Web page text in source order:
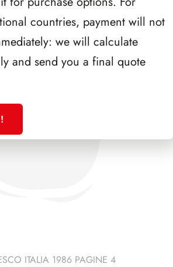
ITALIA 1986 PAGINE 4
countries, payment will not
we will calculate
and send you a final quote